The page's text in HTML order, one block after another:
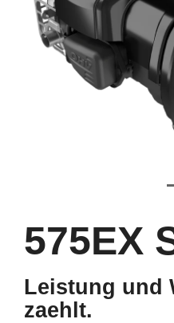
575EX
Leistung und
zaehlt.